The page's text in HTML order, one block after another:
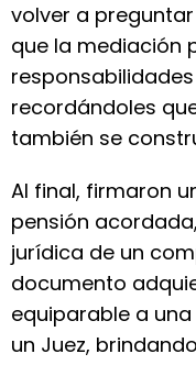
volver a
que la mediación
recordándoles
también se
Al final, firmaron
pensión
jurídica de un
documento
equiparable a
un Juez,